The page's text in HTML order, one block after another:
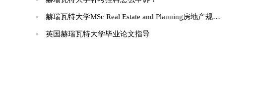
赫瑞瓦特大学MSc Real Estate and Planning房地产规划专业难度大吗？
英国赫瑞瓦特大学毕业论文指导